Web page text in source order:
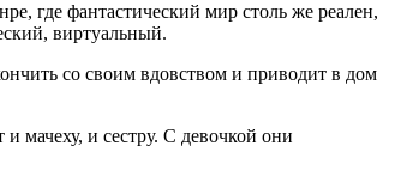
где фантастический мир столь же реален,
виртуальный.
со своим вдовством и приводит в дом
мачеху, и сестру. С девочкой они